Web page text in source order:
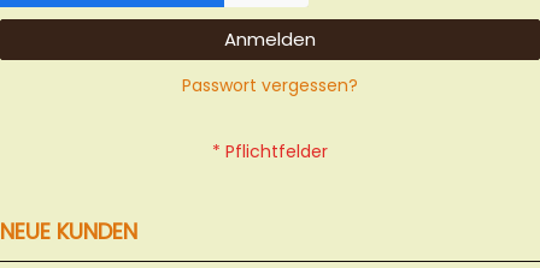
Anmelden
Passwort vergessen?
NEUE KUNDEN